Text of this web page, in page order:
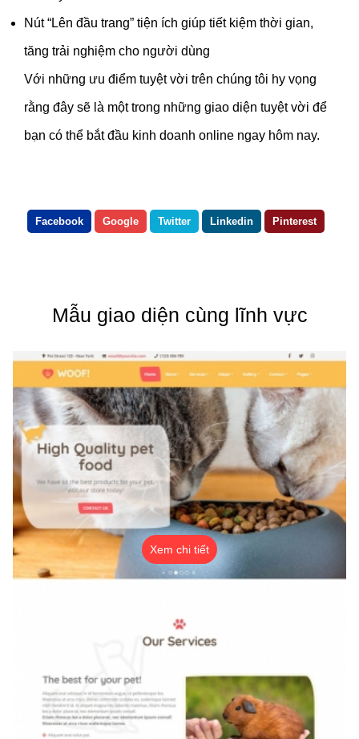
Nút “Lên đầu trang” tiện ích giúp tiết kiệm thời gian,
tăng trải nghiệm cho người dùng
Với những ưu điểm tuyệt vời trên chúng tôi hy vọng
rằng đây sẽ là một trong những giao diện tuyệt vời để
bạn có thể bắt đầu kinh doanh online ngay hôm nay.
Facebook Google Twitter Linkedin Pinterest
Mẫu giao diện cùng lĩnh vực
Xem chi tiết